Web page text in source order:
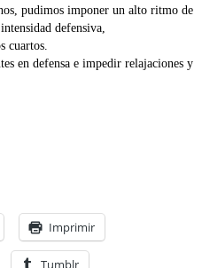
pudimos imponer un alto ritmo de
defensiva,
cuartos.
en defensa e impedir relajaciones y
Imprimir
Tumblr